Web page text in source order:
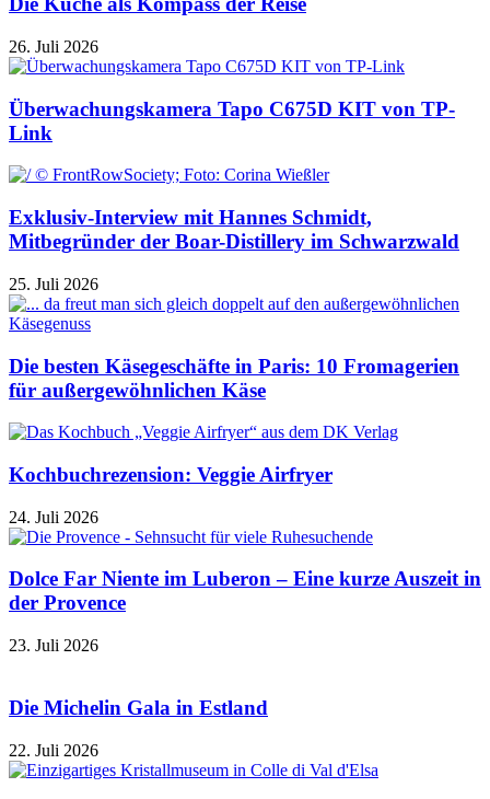
26. Juli 2026
Überwachungskamera Tapo C675D KIT von TP-
Link
Exklusiv-Interview mit Hannes Schmidt,
Mitbegründer der Boar-Distillery im Schwarzwald
25. Juli 2026
Die besten Käsegeschäfte in Paris: 10 Fromagerien
für außergewöhnlichen Käse
Kochbuchrezension: Veggie Airfryer
24. Juli 2026
Dolce Far Niente im Luberon – Eine kurze Auszeit in
der Provence
23. Juli 2026
Die Michelin Gala in Estland
22. Juli 2026